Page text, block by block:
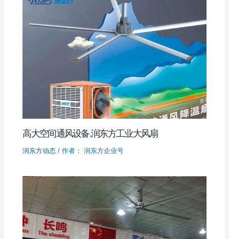
高大空间通风设备.润东方工业大风扇
润东方动态 / 作者： 润东方企业号